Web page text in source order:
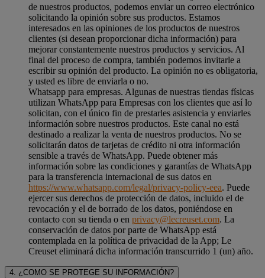
de nuestros productos, podemos enviar un correo electrónico
solicitando la opinión sobre sus productos. Estamos
interesados en las opiniones de los productos de nuestros
clientes (si desean proporcionar dicha información) para
mejorar constantemente nuestros productos y servicios. Al
final del proceso de compra, también podemos invitarle a
escribir su opinión del producto. La opinión no es obligatoria,
y usted es libre de enviarla o no.
Whatsapp para empresas. Algunas de nuestras tiendas físicas
utilizan WhatsApp para Empresas con los clientes que así lo
solicitan, con el único fin de prestarles asistencia y enviarles
información sobre nuestros productos. Este canal no está
destinado a realizar la venta de nuestros productos. No se
solicitarán datos de tarjetas de crédito ni otra información
sensible a través de WhatsApp. Puede obtener más
información sobre las condiciones y garantías de WhatsApp
para la transferencia internacional de sus datos en
https://www.whatsapp.com/legal/privacy-policy-eea. Puede
ejercer sus derechos de protección de datos, incluido el de
revocación y el de borrado de los datos, poniéndose en
contacto con su tienda o en privacy@lecreuset.com. La
conservación de datos por parte de WhatsApp está
contemplada en la política de privacidad de la App; Le
Creuset eliminará dicha información transcurrido 1 (un) año.
4. ¿COMO SE PROTEGE SU INFORMACIÓN?